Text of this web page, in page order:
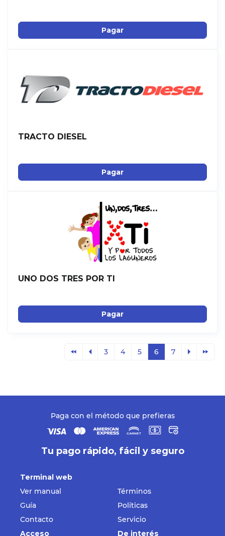
Pagar
TRACTO DIESEL
Pagar
UNO DOS TRES POR TI
Pagar
3 4 5 6 7
Paga con el método que prefieras
Tu pago rápido, fácil y seguro
Terminal web
Ver manual
Guía
Contacto
Términos
Políticas
Servicio
Acceso
De interés